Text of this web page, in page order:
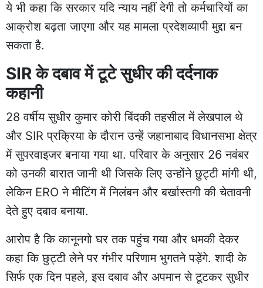
ये भी कहा कि सरकार यदि न्याय नहीं देगी तो कर्मचारियों का
आक्रोश बढ़ता जाएगा और यह मामला प्रदेशव्यापी मुद्दा बन
सकता है.
SIR के दबाव में टूटे सुधीर की दर्दनाक
कहानी
28 वर्षीय सुधीर कुमार कोरी बिंदकी तहसील में लेखपाल थे
और SIR प्रक्रिया के दौरान उन्हें जहानाबाद विधानसभा क्षेत्र
में सुपरवाइजर बनाया गया था. परिवार के अनुसार 26 नवंबर
को उनकी बारात जानी थी जिसके लिए उन्होंने छुट्टी मांगी थी,
लेकिन ERO ने मीटिंग में निलंबन और बर्खास्तगी की चेतावनी
देते हुए दबाव बनाया.
आरोप है कि कानूनगो घर तक पहुंच गया और धमकी देकर
कहा कि छुट्टी लेने पर गंभीर परिणाम भुगतने पड़ेंगे. शादी के
सिर्फ एक दिन पहले, इस दबाव और अपमान से टूटकर सुधीर